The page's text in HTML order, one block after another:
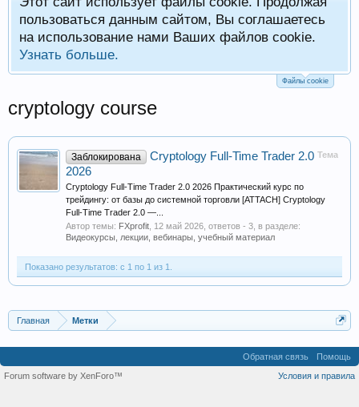
пользоваться данным сайтом, Вы соглашаетесь
на использование нами Ваших файлов cookie.
Узнать больше.
Файлы cookie
cryptology course
Тема
Заблокирована
Cryptology Full-Time Trader 2.0
2026
Cryptology Full-Time Trader 2.0 2026 Практический курс по
трейдингу: от базы до системной торговли [ATTACH] Cryptology
Full-Time Trader 2.0 —...
Автор темы: FXprofit 12 май 2026 , ответов - 3, в разделе:
Видеокурсы, лекции, вебинары, учебный материал
Показано результатов: с 1 по 1 из 1.
Главная Метки
Обратная связь
Помощь
Условия и правила
Forum software by XenForo™